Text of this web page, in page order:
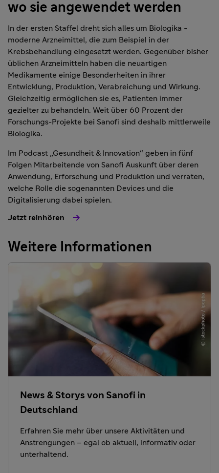
wo sie angewendet werden
In der ersten Staffel dreht sich alles um Biologika -
moderne Arzneimittel, die zum Beispiel in der
Krebsbehandlung eingesetzt werden. Gegenüber bisher
üblichen Arzneimitteln haben die neuartigen
Medikamente einige Besonderheiten in ihrer
Entwicklung, Produktion, Verabreichung und Wirkung.
Gleichzeitig ermöglichen sie es, Patienten immer
gezielter zu behandeln. Weit über 60 Prozent der
Forschungs-Projekte bei Sanofi sind deshalb mittlerweile
Biologika.
Im Podcast „Gesundheit & Innovation“ geben in fünf
Folgen Mitarbeitende von Sanofi Auskunft über deren
Anwendung, Erforschung und Produktion und verraten,
welche Rolle die sogenannten Devices und die
Digitalisierung dabei spielen.
Jetzt reinhören
Weitere Informationen
News & Storys von Sanofi in
Deutschland
Erfahren Sie mehr über unsere Aktivitäten und
Anstrengungen – egal ob aktuell, informativ oder
unterhaltend.